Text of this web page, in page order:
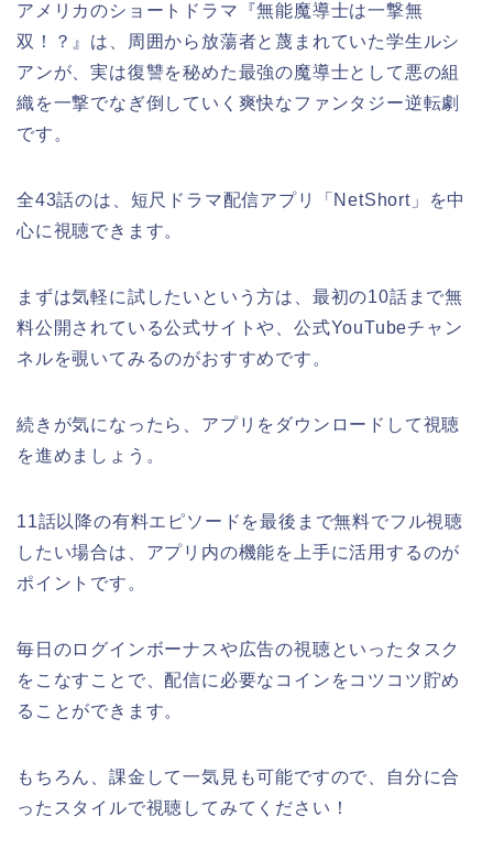
アメリカのショートドラマ『無能魔導士は一撃無
双！？』は、周囲から放蕩者と蔑まれていた学生ルシ
アンが、実は復讐を秘めた最強の魔導士として悪の組
織を一撃でなぎ倒していく爽快なファンタジー逆転劇
です。
全43話のは、短尺ドラマ配信アプリ「NetShort」を中
心に視聴できます。
まずは気軽に試したいという方は、最初の10話まで無
料公開されている公式サイトや、公式YouTubeチャン
ネルを覗いてみるのがおすすめです。
続きが気になったら、アプリをダウンロードして視聴
を進めましょう。
11話以降の有料エピソードを最後まで無料でフル視聴
したい場合は、アプリ内の機能を上手に活用するのが
ポイントです。
毎日のログインボーナスや広告の視聴といったタスク
をこなすことで、配信に必要なコインをコツコツ貯め
ることができます。
もちろん、課金して一気見も可能ですので、自分に合
ったスタイルで視聴してみてください！